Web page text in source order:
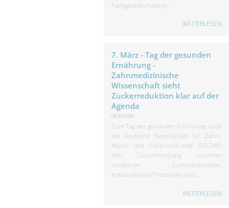
Fachgesellschaften)...
WEITERLESEN
7. März - Tag der gesunden
Ernährung -
Zahnmedizinische
Wissenschaft sieht
Zuckerreduktion klar auf der
Agenda
06.03.2026
Zum Tag der gesunden Ernährung rückt
die Deutsche Gesellschaft für Zahn-,
Mund- und Kieferheilkunde (DGZMK)
den Zusammenhang zwischen
moderner Zuckerexposition,
entzündlichen Prozessen und...
WEITERLESEN